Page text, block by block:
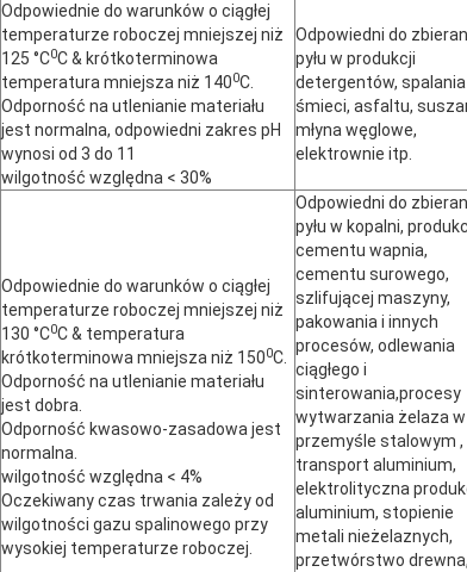
Odpowiednie do warunków o ciągłej
temperaturze roboczej mniejszej niż
125 °C0C & krótkoterminowa
temperatura mniejsza niż 1400C.
Odporność na utlenianie materiału
jest normalna, odpowiedni zakres pH
wynosi od 3 do 11
wilgotność względna < 30%
Odpowiedni do
pyłu w produkcji
detergentów, spalania
śmieci, asfaltu,
młyna węglowe,
elektrownie itp.
Odpowiednie do warunków o ciągłej
temperaturze roboczej mniejszej niż
130 °C0C & temperatura
krótkoterminowa mniejsza niż 1500C.
Odporność na utlenianie materiału
jest dobra.
Odporność kwasowo-zasadowa jest
normalna.
wilgotność względna < 4%
Oczekiwany czas trwania zależy od
wilgotności gazu spalinowego przy
wysokiej temperaturze roboczej.
Odpowiedni do
pyłu w kopalni,
cementu wapnia,
cementu surowego,
szlifującej maszyny,
pakowania i innych
procesów, odlewania
ciągłego i
sinterowania,procesy
wytwarzania żelaza w
przemyśle stalowym ,
transport aluminium,
elektrolityczna
aluminium, stopienie
metali nieżelaznych,
przetwórstwo drewna,